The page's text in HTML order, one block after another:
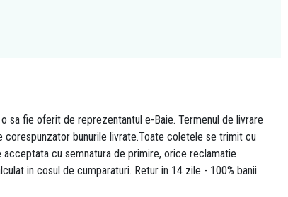
sa fie oferit de reprezentantul e-Baie. Termenul de livrare
bunurile livrate.Toate coletele se trimit cu
cu semnatura de primire, orice reclamatie
in cosul de cumparaturi. Retur in 14 zile - 100% banii